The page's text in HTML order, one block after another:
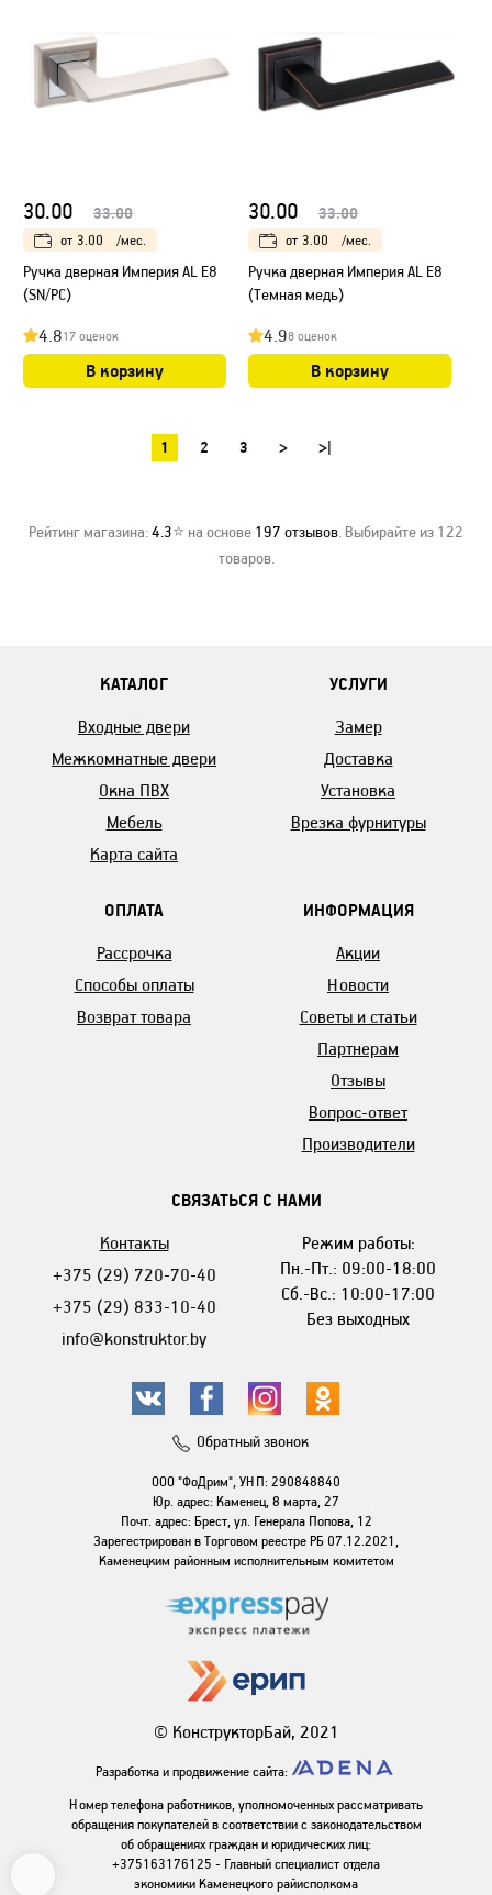
30.00 33.00
от 3.00 /мес.
Ручка дверная Империя AL E8
(SN/PC)
4.817 оценок
В корзину
30.00 33.00
от 3.00 /мес.
Ручка дверная Империя AL E8
(Темная медь)
4.98 оценок
В корзину
1 2 3 > >|
Рейтинг магазина:4.3⭐ на основе 197 отзывов. Выбирайте из 122
товаров.
КАТАЛОГ
Входные двери
Межкомнатные двери
Окна ПВХ
Мебель
Карта сайта
УСЛУГИ
Замер
Доставка
Установка
Врезка фурнитуры
ОПЛАТА
Рассрочка
Способы оплаты
Возврат товара
ИНФОРМАЦИЯ
Акции
Новости
Советы и статьи
Партнерам
Отзывы
Вопрос-ответ
Производители
СВЯЗАТЬСЯ С НАМИ
Контакты
+375 (29) 720-70-40
+375 (29) 833-10-40
info@konstruktor.by
Режим работы:
Пн.-Пт.: 09:00-18:00
Сб.-Вс.: 10:00-17:00
Без выходных
Обратный звонок
ООО "ФоДрим", УНП: 290848840
Юр. адрес: Каменец, 8 марта, 27
Почт. адрес: Брест, ул. Генерала Попова, 12
Зарегестрирован в Торговом реестре РБ 07.12.2021,
Каменецким районным исполнительным комитетом
© КонструкторБай, 2021
Разработка и продвижение сайта:
Номер телефона работников, уполномоченных рассматривать
обращения покупателей в соответствии с законодательством
об обращениях граждан и юридических лиц:
+375163176125 - Главный специалист отдела
экономики Каменецкого райисполкома